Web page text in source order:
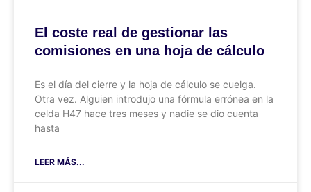
El coste real de gestionar las
comisiones en una hoja de cálculo
Es el día del cierre y la hoja de cálculo se cuelga.
Otra vez. Alguien introdujo una fórmula errónea en la
celda H47 hace tres meses y nadie se dio cuenta
hasta
LEER MÁS...